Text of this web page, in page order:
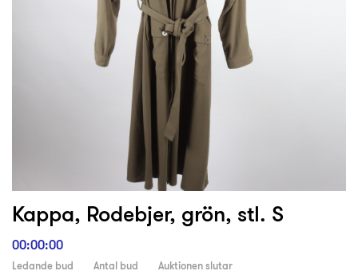
Kappa, Rodebjer, grön, stl. S
00:00:00
Ledande bud Antal bud Auktionen slutar